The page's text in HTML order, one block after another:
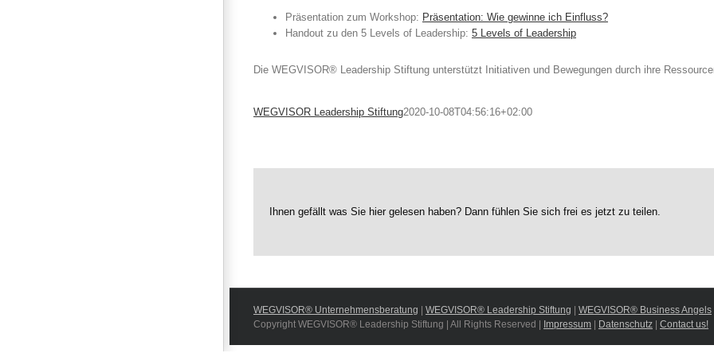
Präsentation zum Workshop: Präsentation: Wie gewinne ich Einfluss?
Handout zu den 5 Levels of Leadership: 5 Levels of Leadership
Die WEGVISOR® Leadership Stiftung unterstützt Initiativen und Bewegungen durch ihre
WEGVISOR Leadership Stiftung2020-10-08T04:56:16+02:00
Ihnen gefällt was Sie hier gelesen haben? Dann fühlen Sie sich frei es jetzt zu teilen.
WEGVISOR® Unternehmensberatung WEGVISOR® Leadership Stiftung
WEGVISOR® Business Angels
Copyright WEGVISOR® Leadership Stiftung | All Rights Reserved |
Impressum Datenschutz Contact us!